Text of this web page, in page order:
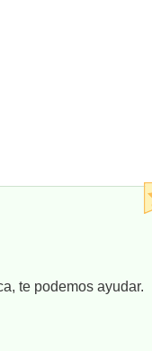
te podemos ayudar.